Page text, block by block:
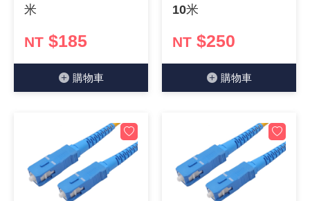
米
NT $185
購物⾞
10米
NT $250
購物⾞